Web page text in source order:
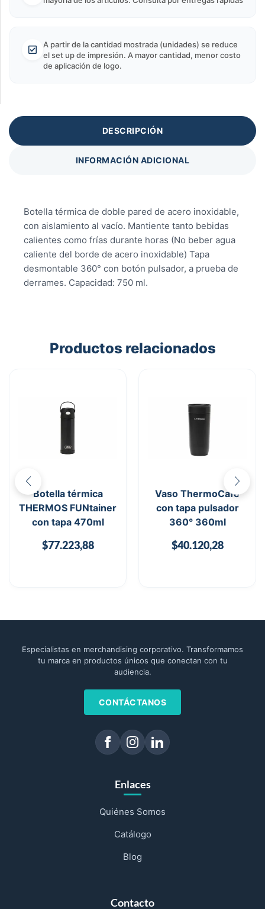
A partir de la cantidad mostrada (unidades) se reduce
el set up de impresión. A mayor cantidad, menor costo
de aplicación de logo.
DESCRIPCIÓN
INFORMACIÓN ADICIONAL
Botella térmica de doble pared de acero inoxidable,
con aislamiento al vacío. Mantiente tanto bebidas
calientes como frías durante horas (No beber agua
caliente del borde de acero inoxidable) Tapa
desmontable 360° con botón pulsador, a prueba de
derrames. Capacidad: 750 ml.
Productos relacionados
Botella térmica
THERMOS FUNtainer
con tapa 470ml
$77.223,88
Vaso ThermoCafé
con tapa pulsador
360° 360ml
$40.120,28
Especialistas en merchandising corporativo. Transformamos
tu marca en productos únicos que conectan con tu
audiencia.
CONTÁCTANOS
Enlaces
Quiénes Somos
Catálogo
Blog
Contacto